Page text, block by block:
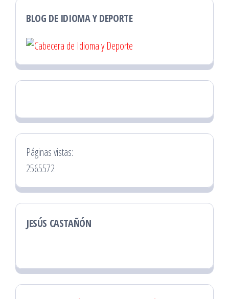
BLOG DE IDIOMA Y DEPORTE
Páginas vistas:
2565572
JESÚS CASTAÑÓN